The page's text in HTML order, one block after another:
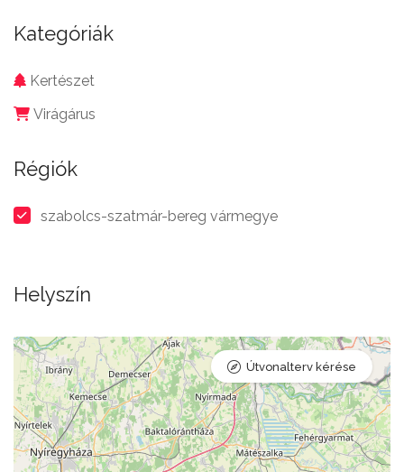
Kategóriák
Kertészet
Virágárus
Régiók
szabolcs-szatmár-bereg vármegye
Helyszín
Útvonalterv kérése